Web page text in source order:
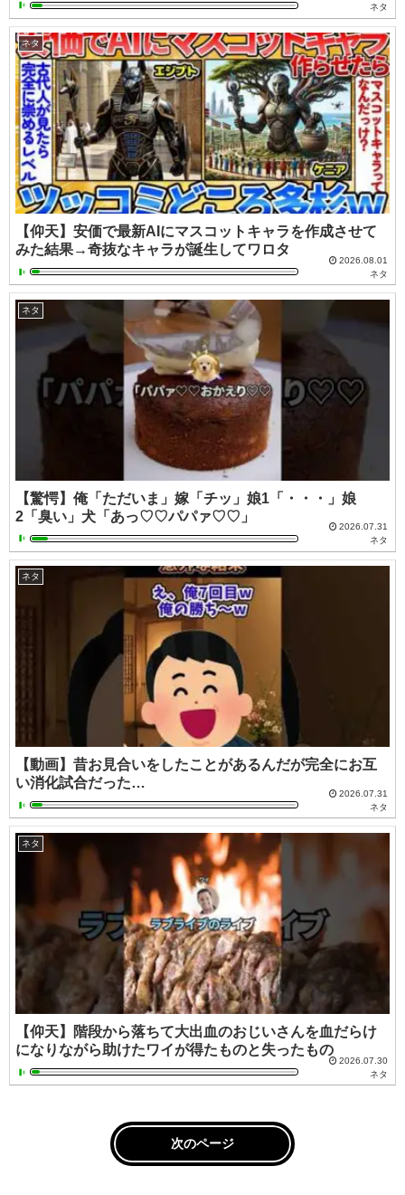
ネタ
ネタ
【仰天】安価で最新AIにマスコットキャラを作成させて
みた結果→奇抜なキャラが誕生してワロタ
2026.08.01
ネタ
ネタ
【驚愕】俺「ただいま」嫁「チッ」娘1「・・・」娘
2「臭い」犬「あっ♡♡パパァ♡♡」
2026.07.31
ネタ
ネタ
【動画】昔お見合いをしたことがあるんだが完全にお互
い消化試合だった…
2026.07.31
ネタ
ネタ
【仰天】階段から落ちて大出血のおじいさんを血だらけ
になりながら助けたワイが得たものと失ったもの
2026.07.30
ネタ
次のページ